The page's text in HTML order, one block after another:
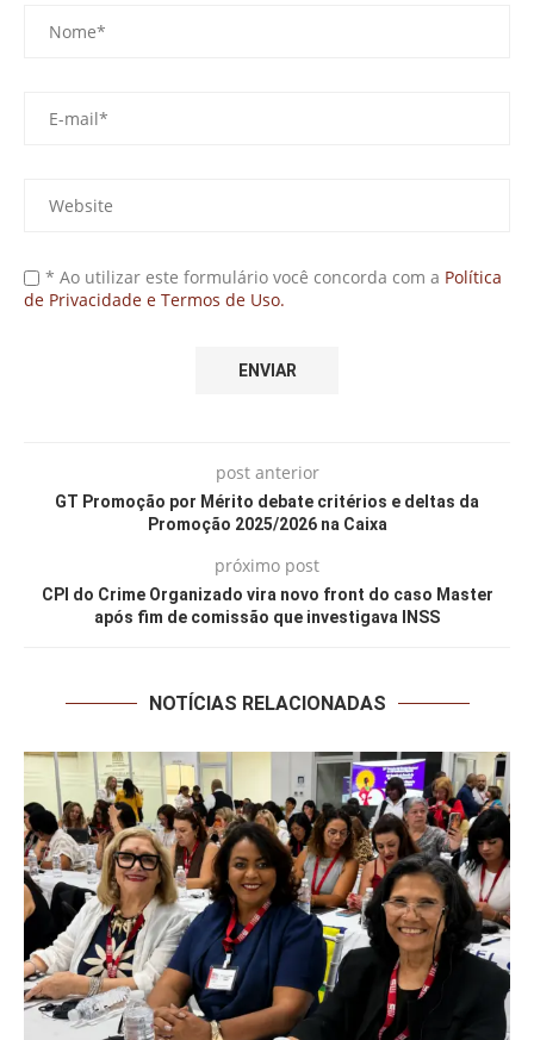
* Ao utilizar este formulário você concorda com a Política
de Privacidade e Termos de Uso.
post anterior
GT Promoção por Mérito debate critérios e deltas da
Promoção 2025/2026 na Caixa
próximo post
CPI do Crime Organizado vira novo front do caso Master
após fim de comissão que investigava INSS
NOTÍCIAS RELACIONADAS